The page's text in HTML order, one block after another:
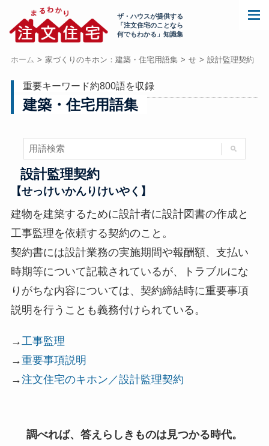
ザ・ハウスが提供する
「注文住宅のことなら
何でもわかる」知識集
ホーム 家づくりのキホン：建築・住宅用語集 せ 設計監理契約
重要キーワード約800語を収録
建築・住宅用語集
設計監理契約
【せっけいかんりけいやく】
建物を建築するために設計者に設計図書の作成と
工事監理を依頼する契約のこと。
契約書には設計業務の実施期間や報酬額、支払い
時期等について記載されているが、トラブルにな
りがちな内容については、契約締結時に重要事項
説明を行うことも義務付けられている。
→工事監理
→重要事項説明
→注文住宅のキホン／設計監理契約
調べれば、答えらしきものは見つかる時代。